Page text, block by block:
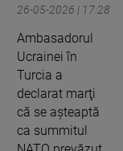
26-05-2026 | 17:28
Ambasadorul
Ucrainei în
Turcia a
declarat marţi
că se aşteaptă
ca summitul